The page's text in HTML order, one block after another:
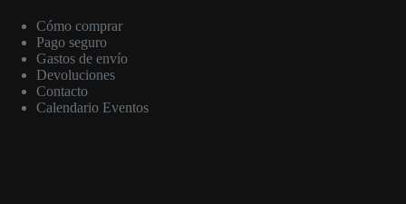
Cómo comprar
Pago seguro
Gastos de envío
Devoluciones
Contacto
Calendario Eventos